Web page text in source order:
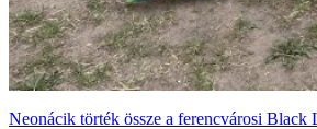
Neonácik törték össze a ferencvárosi Black